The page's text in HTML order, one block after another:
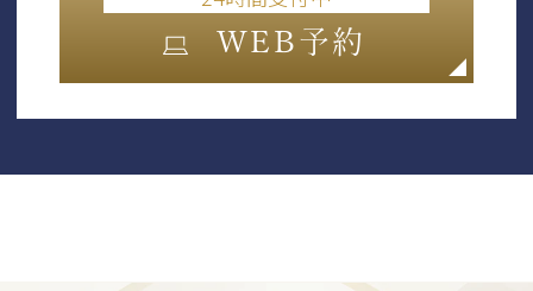
WEB予約